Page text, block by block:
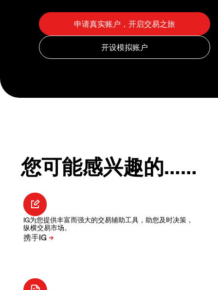
您可能感兴趣的……
IG为您提供丰富而强大的交易辅助工具，助您及时决策，
纵横交易市场。